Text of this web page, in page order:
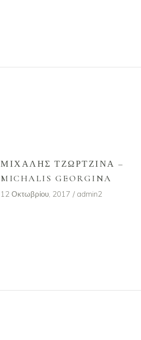
ΜΙΧΆΛΗΣ ΤΖΩΡΤΖΊΝΑ –
MICHALIS GEORGINA
12 Οκτωβρίου, 2017 admin2